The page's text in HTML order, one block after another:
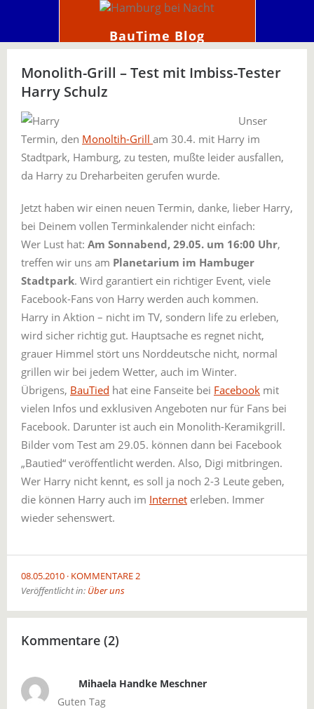
BauTime Blog
Monolith-Grill – Test mit Imbiss-Tester
Harry Schulz
Unser
Termin, den Monoltih-Grill am 30.4. mit Harry im
Stadtpark, Hamburg, zu testen, mußte leider ausfallen,
da Harry zu Dreharbeiten gerufen wurde.
Jetzt haben wir einen neuen Termin, danke, lieber Harry,
bei Deinem vollen Terminkalender nicht einfach:
Wer Lust hat: Am Sonnabend, 29.05. um 16:00 Uhr,
treffen wir uns am Planetarium im Hambuger
Stadtpark. Wird garantiert ein richtiger Event, viele
Facebook-Fans von Harry werden auch kommen.
Harry in Aktion – nicht im TV, sondern life zu erleben,
wird sicher richtig gut. Hauptsache es regnet nicht,
grauer Himmel stört uns Norddeutsche nicht, normal
grillen wir bei jedem Wetter, auch im Winter.
Übrigens, BauTied hat eine Fanseite bei Facebook mit
vielen Infos und exklusiven Angeboten nur für Fans bei
Facebook. Darunter ist auch ein Monolith-Keramikgrill.
Bilder vom Test am 29.05. können dann bei Facebook
„Bautied“ veröffentlicht werden. Also, Digi mitbringen.
Wer Harry nicht kennt, es soll ja noch 2-3 Leute geben,
die können Harry auch im Internet erleben. Immer
wieder sehenswert.
08.05.2010 KOMMENTARE 2
Veröffentlicht in: Über uns
Kommentare (2)
Mihaela Handke Meschner
Guten Tag